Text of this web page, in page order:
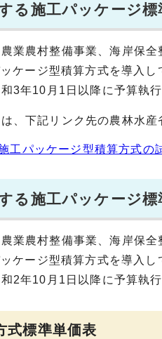
る施工パッケージ標
業農村整備事業、海岸保
ケージ型積算方式を導入
3年10月1日以降に予算執
、下記リンク先の農林水産
工パッケージ型積算方式の
る施工パッケージ標
業農村整備事業、海岸保
ケージ型積算方式を導入
2年10月1日以降に予算執
式標準単価表